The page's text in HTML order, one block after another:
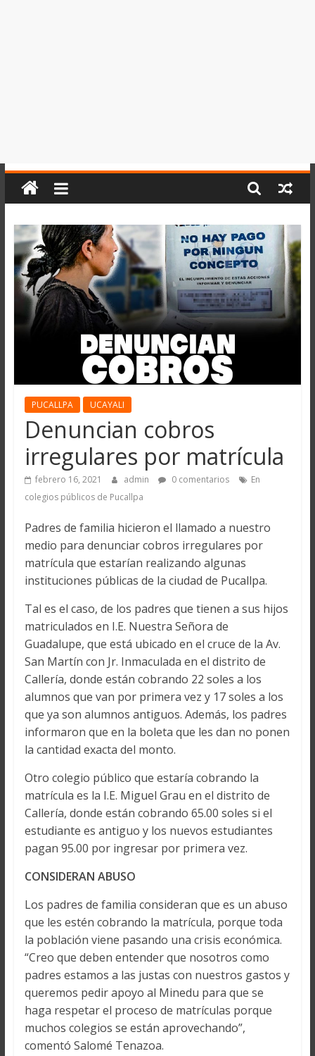
PUCALLPA UCAYALI
Denuncian cobros
irregulares por matrícula
febrero 16, 2021 admin 0 comentarios
En
colegios públicos de Pucallpa
Padres de familia hicieron el llamado a nuestro
medio para denunciar cobros irregulares por
matrícula que estarían realizando algunas
instituciones públicas de la ciudad de Pucallpa.
Tal es el caso, de los padres que tienen a sus hijos
matriculados en I.E. Nuestra Señora de
Guadalupe, que está ubicado en el cruce de la Av.
San Martín con Jr. Inmaculada en el distrito de
Callería, donde están cobrando 22 soles a los
alumnos que van por primera vez y 17 soles a los
que ya son alumnos antiguos. Además, los padres
informaron que en la boleta que les dan no ponen
la cantidad exacta del monto.
Otro colegio público que estaría cobrando la
matrícula es la I.E. Miguel Grau en el distrito de
Callería, donde están cobrando 65.00 soles si el
estudiante es antiguo y los nuevos estudiantes
pagan 95.00 por ingresar por primera vez.
CONSIDERAN ABUSO
Los padres de familia consideran que es un abuso
que les estén cobrando la matrícula, porque toda
la población viene pasando una crisis económica.
“Creo que deben entender que nosotros como
padres estamos a las justas con nuestros gastos y
queremos pedir apoyo al Minedu para que se
haga respetar el proceso de matrículas porque
muchos colegios se están aprovechando”,
comentó Salomé Tenazoa.